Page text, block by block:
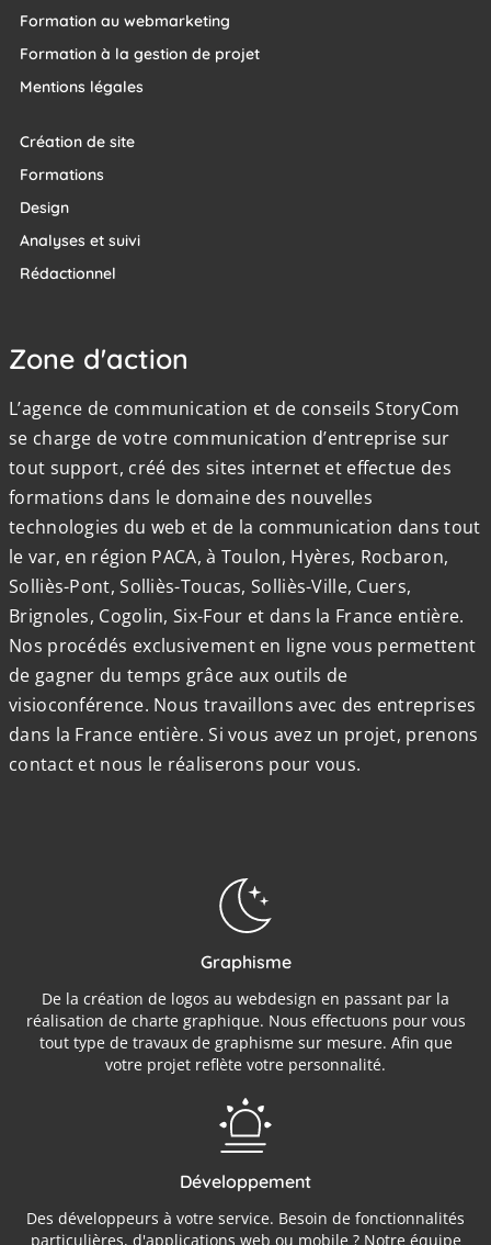
Formation au webmarketing
Formation à la gestion de projet
Mentions légales
Création de site
Formations
Design
Analyses et suivi
Rédactionnel
Zone d'action
L’agence de communication et de conseils StoryCom
se charge de votre communication d’entreprise sur
tout support, créé des sites internet et effectue des
formations dans le domaine des nouvelles
technologies du web et de la communication dans tout
le var, en région PACA, à Toulon, Hyères, Rocbaron,
Solliès-Pont, Solliès-Toucas, Solliès-Ville, Cuers,
Brignoles, Cogolin, Six-Four et dans la France entière.
Nos procédés exclusivement en ligne vous permettent
de gagner du temps grâce aux outils de
visioconférence. Nous travaillons avec des entreprises
dans la France entière. Si vous avez un projet, prenons
contact et nous le réaliserons pour vous.
Graphisme
De la création de logos au webdesign en passant par la
réalisation de charte graphique. Nous effectuons pour vous
tout type de travaux de graphisme sur mesure. Afin que
votre projet reflète votre personnalité.
Développement
Des développeurs à votre service. Besoin de fonctionnalités
particulières, d'applications web ou mobile ? Notre équipe